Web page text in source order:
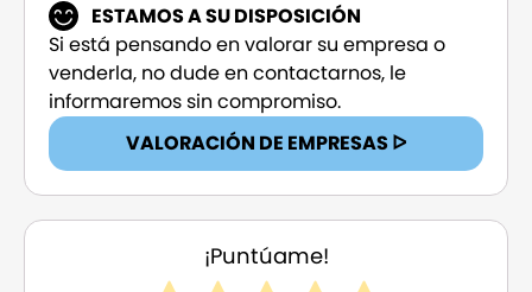
ESTAMOS A SU DISPOSICIÓN
Si está pensando en valorar su empresa o
venderla, no dude en contactarnos, le
informaremos sin compromiso.
VALORACIÓN DE EMPRESAS ᐅ
¡Puntúame!